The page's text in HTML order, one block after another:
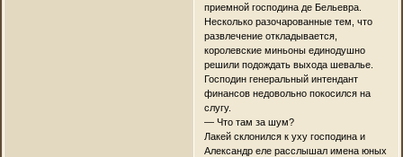
приемной господина де Бельевра.
Несколько разочарованные тем, что
развлечение откладывается,
королевские миньоны единодушно
решили подождать выхода шевалье.
Господин генеральный интендант
финансов недовольно покосился на
слугу.
— Что там за шум?
Лакей склонился к уху господина и
Александр еле расслышал имена юных